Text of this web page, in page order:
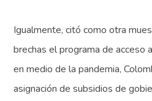
Igualmente, citó como otra
brechas el programa de acceso
en medio de la pandemia,
asignación de subsidios de